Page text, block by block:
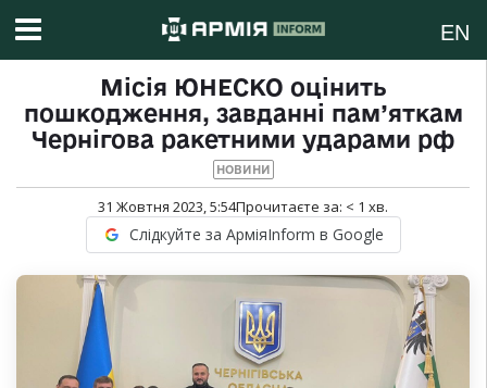
EN
Місія ЮНЕСКО оцінить
пошкодження, завданні пам’яткам
Чернігова ракетними ударами рф
НОВИНИ
31 Жовтня 2023, 5:54Прочитаєте за: < 1 хв.
Слідкуйте за АрміяInform в Google